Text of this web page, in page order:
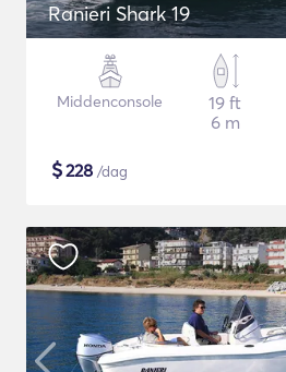
Ranieri Shark 19
Middenconsole
19 ft
6 m
$228 /dag